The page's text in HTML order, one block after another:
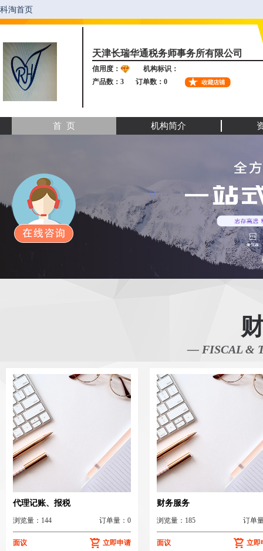
天津长瑞华通税务师事务所有限公司
信用度：
机构标识：
产品数：3
订单数：0
首 页 机构简介
— FISCAL &
代理记账、报税
浏览量：144 订单量：0
面议 立即申请
财务服务
浏览量：185 订单
面议 立即